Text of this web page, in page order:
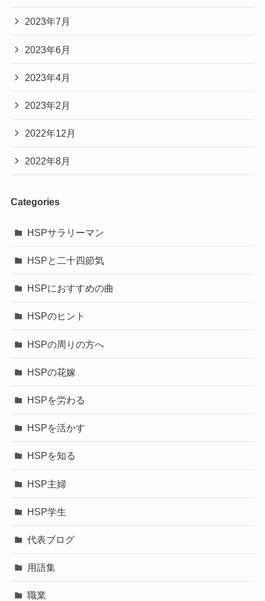
2023年7月
2023年6月
2023年4月
2023年2月
2022年12月
2022年8月
Categories
HSPサラリーマン
HSPと二十四節気
HSPにおすすめの曲
HSPのヒント
HSPの周りの方へ
HSPの花嫁
HSPを労わる
HSPを活かす
HSPを知る
HSP主婦
HSP学生
代表ブログ
用語集
職業